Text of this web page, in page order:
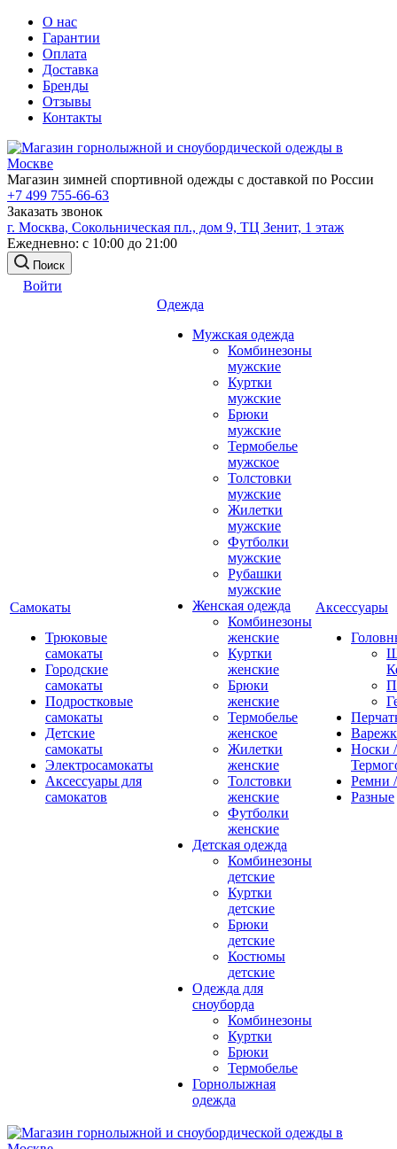
О нас
Гарантии
Оплата
Доставка
Бренды
Отзывы
Контакты
Магазин зимней спортивной одежды с доставкой по России
+7 499 755-66-63
Заказать звонок
г. Москва, Сокольническая пл., дом 9, ТЦ Зенит, 1 этаж
Ежедневно: с 10:00 до 21:00
Поиск
Войти
Самокаты
Трюковые
самокаты
Городские
самокаты
Подростковые
самокаты
Детские
самокаты
Электросамокаты
Аксессуары для
самокатов
Одежда
Мужская одежда
Комбинезоны
мужские
Куртки
мужские
Брюки
мужские
Термобелье
мужское
Толстовки
мужские
Жилетки
мужские
Футболки
мужские
Рубашки
мужские
Женская одежда
Комбинезоны
женские
Куртки
женские
Брюки
женские
Термобелье
женское
Жилетки
женские
Толстовки
женские
Футболки
женские
Детская одежда
Комбинезоны
детские
Куртки
детские
Брюки
детские
Костюмы
детские
Одежда для
сноуборда
Комбинезоны
Куртки
Брюки
Термобелье
Горнолыжная
одежда
Аксессуары
Носки /
Ремни
Разные